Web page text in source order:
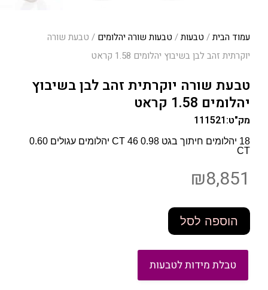
עמוד הבית/ טבעות/ טבעות שורה יהלומים / טבעת שורה
יוקרתית זהב לבן בשיבוץ יהלומים 1.58 קראט
טבעת שורה יוקרתית זהב לבן בשיבוץ
יהלומים 1.58 קראט
מק"ט:111521
18 יהלומים חיתוך בגט 0.98 CT 46 יהלומים עגולים 0.60
CT
₪8,851
הוספה לסל
טבלת מידות לטבעות